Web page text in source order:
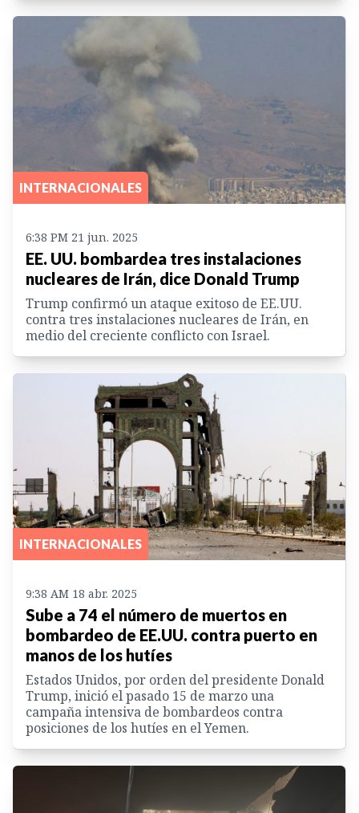
INTERNACIONALES
6:38 PM 21 jun. 2025
EE. UU. bombardea tres instalaciones
nucleares de Irán, dice Donald Trump
Trump confirmó un ataque exitoso de EE.UU.
contra tres instalaciones nucleares de Irán, en
medio del creciente conflicto con Israel.
INTERNACIONALES
9:38 AM 18 abr. 2025
Sube a 74 el número de muertos en
bombardeo de EE.UU. contra puerto en
manos de los hutíes
Estados Unidos, por orden del presidente Donald
Trump, inició el pasado 15 de marzo una
campaña intensiva de bombardeos contra
posiciones de los hutíes en el Yemen.